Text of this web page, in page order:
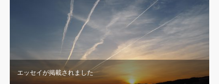
エッセイが掲載されました